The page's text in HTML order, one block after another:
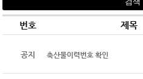
번호 제목
공지 축산물이력번호 확인